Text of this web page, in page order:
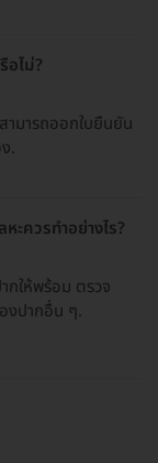
อไม่?
ามารถออกใบยืนยัน
.
ะควรทำอย่างไร?
กให้พร้อม ตรวจ
งปากอื่น ๆ.